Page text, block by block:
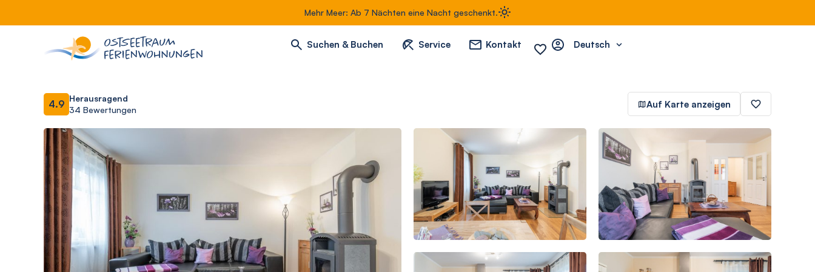
Mehr Meer: Ab 7 Nächten eine Nacht geschenkt.
Suchen & Buchen Service Kontakt Deutsch
4.9 Herausragend
34 Bewertungen
Auf Karte anzeigen